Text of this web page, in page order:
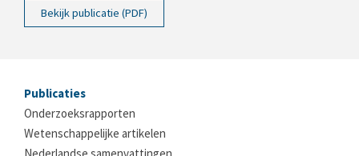
Bekijk publicatie (PDF)
Publicaties
Onderzoeksrapporten
Wetenschappelijke artikelen